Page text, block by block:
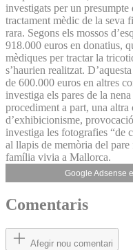
investigats per un presumpte
tractament mèdic de la seva
rara. Segons els mossos
918.000 euros en donatius,
mèdiques per tractar la
s’haurien realitzat.
de 600.000 euros en altres
investiga els pares de la
procediment a part, una altra
d’exhibicionisme,
investiga les fotografies “de
al llapis de memòria del
família vivia a Mallorca.
Google Adsense
Comentaris
Afegir nou comentari